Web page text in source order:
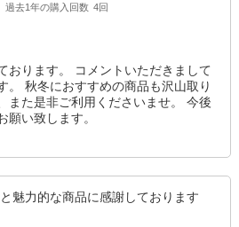
過去1年の購入回数 4回
おります。 コメントいただきまして
。 秋冬におすすめの商品も沢山取り
また是非ご利用くださいませ。 今後
願い致します。
魅力的な商品に感謝しております